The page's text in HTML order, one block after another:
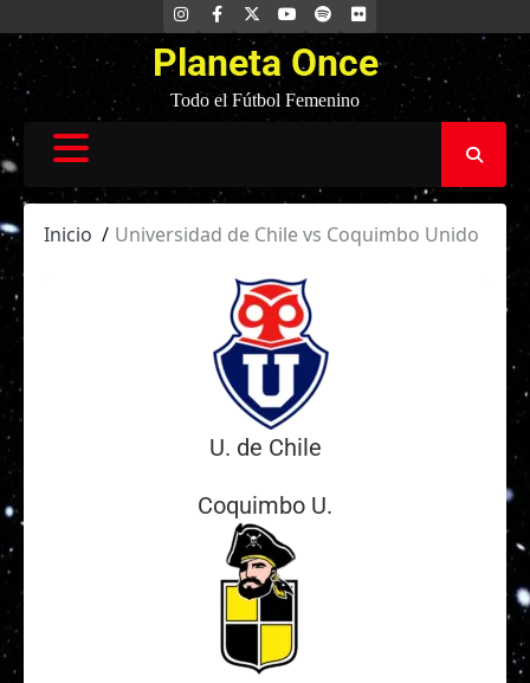
INSTAGRAM
FACEBOOK YOUTUBE
SPOTIFYFLICKR
Planeta Once
Todo el Fútbol Femenino
Inicio Universidad de Chile vs Coquimbo Unido
U. de Chile
Coquimbo U.